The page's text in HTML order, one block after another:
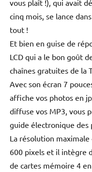
vous plaît !), qui avait
cinq mois, se lance
tout !
Et bien en guise de
LCD qui a le bon goût
chaînes gratuites de la
Avec son écran 7
affiche vos photos en
diffuse vos MP3, vous
guide électronique des
La résolution maximale
600 pixels et il intègre
de cartes mémoire 4